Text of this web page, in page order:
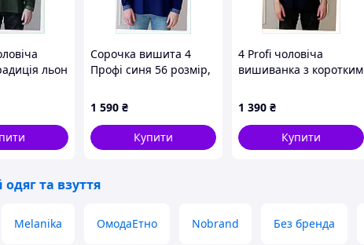
льон
Сорочка вишита 4
Профі синя 56 розмір,
1 590 ₴
Купити
4 Profi чоловіча
вишиванка з коротким
8613H8K79
1 390 ₴
Купити
та взуття
Melanika ОмодаЕтно Nobrand Без бренда